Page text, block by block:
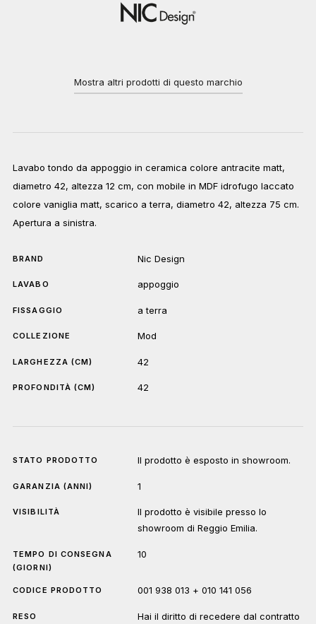
Mostra altri prodotti di questo marchio
Lavabo tondo da appoggio in ceramica colore antracite matt,
diametro 42, altezza 12 cm, con mobile in MDF idrofugo laccato
colore vaniglia matt, scarico a terra, diametro 42, altezza 75 cm.
Apertura a sinistra.
BRAND Nic Design
LAVABO appoggio
FISSAGGIO a terra
COLLEZIONE Mod
LARGHEZZA (CM) 42
PROFONDITÀ (CM) 42
STATO PRODOTTO Il prodotto è esposto in showroom.
GARANZIA (ANNI) 1
VISIBILITÀ
Il prodotto è visibile presso lo
showroom di Reggio Emilia.
TEMPO DI CONSEGNA
(GIORNI)
10
CODICE PRODOTTO 001 938 013 + 010 141 056
RESO
Hai il diritto di recedere dal contratto